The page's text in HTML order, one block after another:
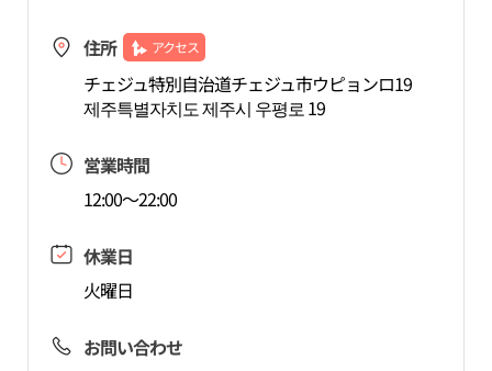
住所 アクセス
チェジュ特別自治道チェジュ市ウピョンロ19
제주특별자치도 제주시 우평로 19
営業時間
12:00～22:00
休業日
火曜日
お問い合わせ